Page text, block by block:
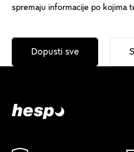
spremaju informacije po kojima
Dopusti sve